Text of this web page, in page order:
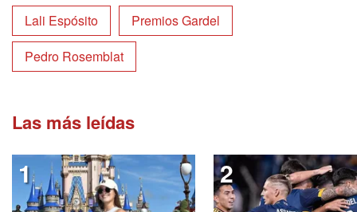
Lali Espósito
Premios Gardel
Pedro Rosemblat
Las más leídas